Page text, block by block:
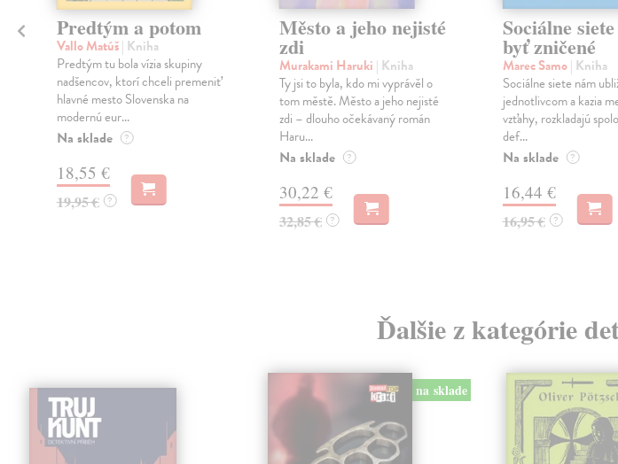
Predtým a potom
Vallo Matúš| Kniha
Predtým tu bola vízia skupiny
nadšencov, ktorí chceli premeniť
hlavné mesto Slovenska na
modernú eur...
Na sklade ?
18,55 €
19,95 € ?
Město a jeho nejisté
zdi
Murakami Haruki | Kniha
Ty jsi to byla, kdo mi vyprávěl o
tom městě. Město a jeho nejisté
zdi – dlouho očekávaný román
Haru...
Na sklade ?
30,22 €
32,85 € ?
Sociálne
byť zničené
Marec Samo| Kniha
Sociálne siete nám
jednotlivcom a kazia
vzťahy, rozkladajú
def...
Na sklade ?
16,44 €
16,95 € ?
Ďalšie z kategórie
na sklade